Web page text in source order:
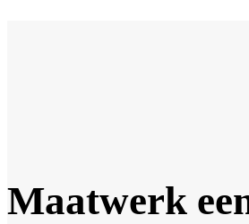
Maatwerk